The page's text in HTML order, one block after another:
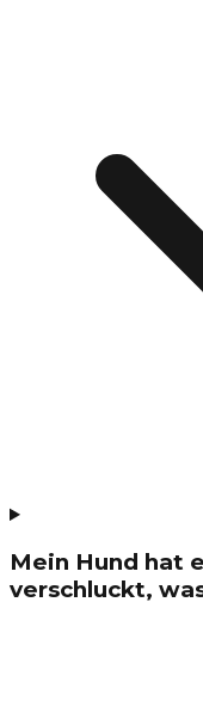
Mein Hund hat
verschluckt,